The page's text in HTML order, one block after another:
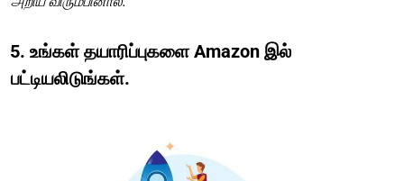
5. உங்கள் தயாரிப்புகளை Amazon இல்
பட்டியலிடுங்கள்.